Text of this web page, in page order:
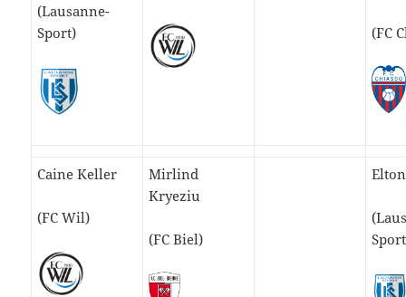
(Lausanne-
Sport)
(FC
Caine Keller
(FC Wil)
Mirlind
Kryeziu
(FC Biel)